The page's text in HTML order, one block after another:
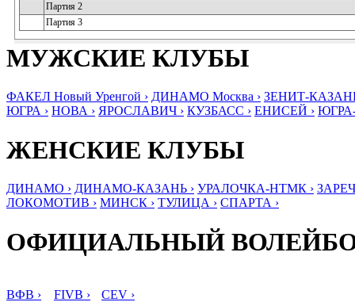
Партия 2
Партия 3
МУЖСКИЕ КЛУБЫ
ФАКЕЛ Новый Уренгой › ДИНАМО Москва › ЗЕНИТ-
ЮГРА › НОВА › ЯРОСЛАВИЧ › КУЗБАСС › ЕНИСЕЙ ›
ЖЕНСКИЕ КЛУБЫ
ДИНАМО › ДИНАМО-КАЗАНЬ › УРАЛОЧКА-НТМК ›
ЛОКОМОТИВ › МИНСК › ТУЛИЦА › СПАРТА ›
ОФИЦИАЛЬНЫЙ
ВФВ › FIVB › CEV ›